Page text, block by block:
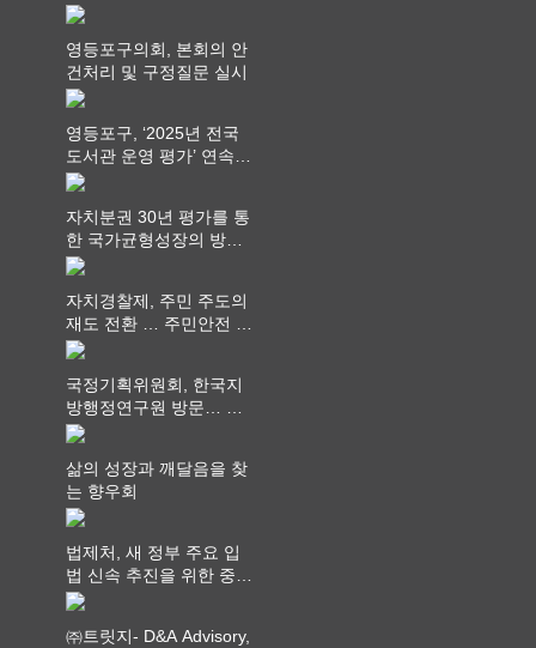
영등포구의회, 본회의 안
건처리 및 구정질문 실시
영등포구, ‘2025년 전국
도서관 운영 평가’ 연속
최고 영예 장관상에서 ‘대
자치분권 30년 평가를 통
한 국가균형성장의 방향
과 과제 논의
자치경찰제, 주민 주도의
재도 전환 … 주민안전 치
안서비스가 최우선 되어
국정기획위원회, 한국지
방행정연구원 방문… 국
가균형성장 논의
삶의 성장과 깨달음을 찾
는 향우회
법제처, 새 정부 주요 입
법 신속 추진을 위한 중앙
부처 법무담당관 회의 개
㈜트릿지- D&A Advisory,